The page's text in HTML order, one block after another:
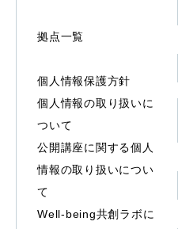
拠点一覧
個人情報保護方針
個人情報の取り扱いに
ついて
公開講座に関する個人
情報の取り扱いについ
て
Well-being共創ラボに